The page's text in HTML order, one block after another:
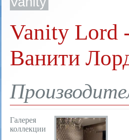
Vanity Lord
Ванити
Галерея
коллекции